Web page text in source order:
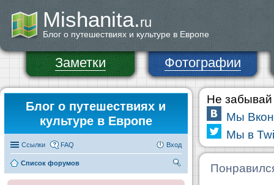
Mishanita.ru
Блог о путешествиях и культуре в Европе
Заметки Фотографии
Блог о путешествиях и
культуре в Европе
Ссылки FAQ Вход
Список форумов
Не забывай
Мы
Мы в